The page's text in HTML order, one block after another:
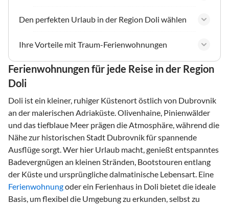
Den perfekten Urlaub in der Region Doli wählen
Ihre Vorteile mit Traum-Ferienwohnungen
Ferienwohnungen für jede Reise in der Region
Doli
Doli ist ein kleiner, ruhiger Küstenort östlich von Dubrovnik
an der malerischen Adriaküste. Olivenhaine, Pinienwälder
und das tiefblaue Meer prägen die Atmosphäre, während die
Nähe zur historischen Stadt Dubrovnik für spannende
Ausflüge sorgt. Wer hier Urlaub macht, genießt entspanntes
Badevergnügen an kleinen Stränden, Bootstouren entlang
der Küste und ursprüngliche dalmatinische Lebensart. Eine
Ferienwohnungoder ein Ferienhaus in Doli bietet die ideale
Basis, um flexibel die Umgebung zu erkunden, selbst zu